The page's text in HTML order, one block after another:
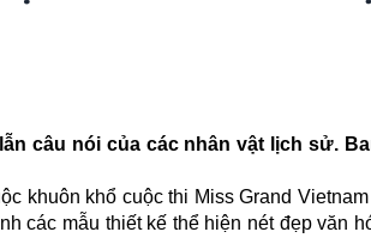
câu nói của các nhân vật lịch sử.
khuôn khổ cuộc thi Miss Grand
các mẫu thiết kế thể hiện nét đẹp văn